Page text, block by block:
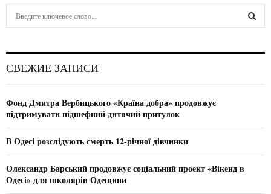
h
o
r
СВЕЖИЕ ЗАПИСИ
Фонд Дмитра Вербицького «Країна добра» продовжує
підтримувати підшефний дитячий притулок
В Одесі розслідують смерть 12-річної дівчинки
Олександр Барський продовжує соціальний проект «Вікенд в
Одесі» для школярів Одещини